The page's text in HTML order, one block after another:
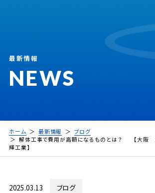
NEWS
最新情報
ホーム 最新情報
ブログ
解体工事で費用が高額になるものとは？ 【大
輝工業】
2025.03.13 ブログ